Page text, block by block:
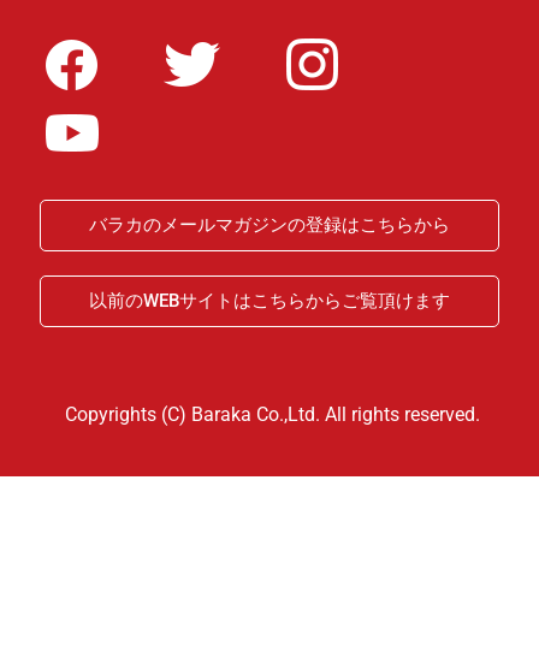
バラカのメールマガジンの登録はこちらから
以前のWEBサイトはこちらからご覧頂けます
Copyrights (C) Baraka Co.,Ltd. All rights reserved.